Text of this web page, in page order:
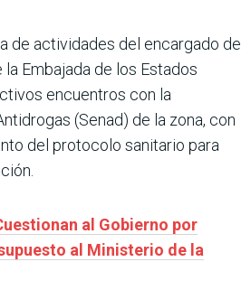
de actividades del encargado de
Embajada de los Estados
encuentros con la
(Senad) de la zona, con
del protocolo sanitario para
al Gobierno por
al Ministerio de la